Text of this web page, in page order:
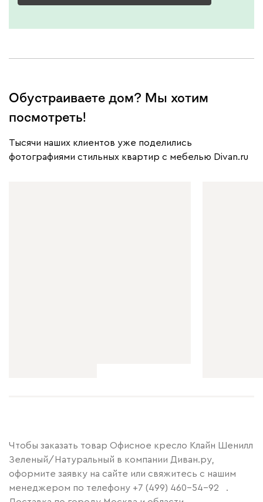
Обустраиваете дом? Мы хотим
посмотреть!
Тысячи наших клиентов уже поделились
фотографиями стильных квартир с мебелью Divan.ru
Чтобы заказать товар Офисное кресло Клайн Шенилл
Зеленый/Натуральный в компании Диван.ру,
оформите заявку на сайте или свяжитесь с нашим
менеджером по телефону +7 (499) 460-54-92
.